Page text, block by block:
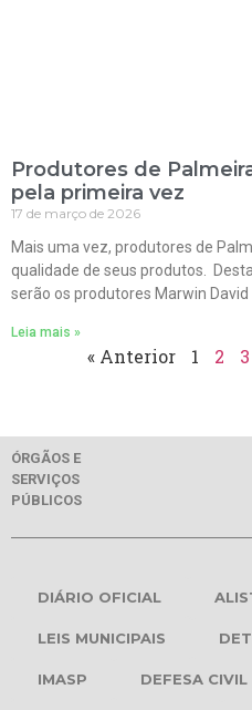
Produtores de
pela primeira vez
17 de março de 2026
Mais uma vez, produtores de
qualidade de seus produtos.
serão os produtores Marwin David
Leia mais »
« Anterior 1 2 3
ÓRGÃOS E
SERVIÇOS
PÚBLICOS
DIÁRIO OFICIAL
LEIS MUNICIPAIS
IMASP DEFESA CIVIL